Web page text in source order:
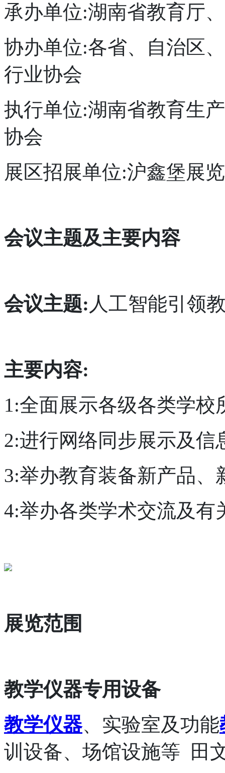
承办单位:湖南省教育厅
协办单位:各省、自治区
行业协会
执行单位:湖南省教育生
协会
展区招展单位:沪鑫堡展
会议主题及主要内容
会议主题: 人工智能引领
主要内容:
1:全面展示各级各类学校
2:进行网络同步展示及信
3:举办教育装备新产品、
4:举办各类学术交流及有
展览范围
教学仪器专用设备
教学仪器、实验室及功能
训设备、场馆设施等
田